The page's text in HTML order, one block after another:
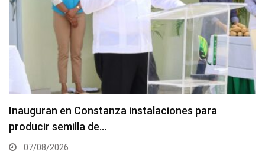
Inauguran en Constanza instalaciones para
producir semilla de…
07/08/2026